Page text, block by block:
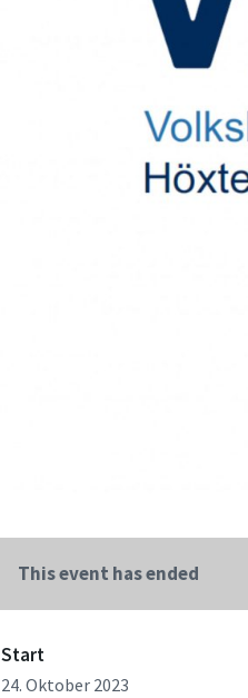
This event has ended
Start
24. Oktober 2023